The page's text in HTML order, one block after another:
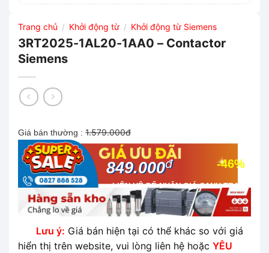
Trang chủ / Khởi động từ / Khởi động từ Siemens
3RT2025-1AL20-1AA0 – Contactor
Siemens
Giá bán thường : 1.579.000đ
-46%
849.000đ
LIÊN HỆ ĐỂ NHẬN GIÁ CẠNH TRANH
NHẤT THỊ TRƯỜNG
Lưu ý: Giá bán hiện tại có thể khác so với giá
hiển thị trên website, vui lòng liên hệ hoặc YÊU